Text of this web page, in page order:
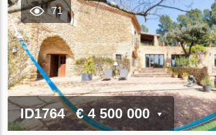
71
ID1764 € 4 500 000